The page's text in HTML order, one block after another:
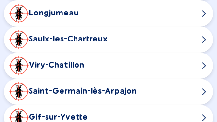
Longjumeau
Saulx-les-Chartreux
Viry-Chatillon
Saint-Germain-lès-Arpajon
Gif-sur-Yvette